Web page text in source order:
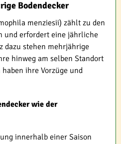
Bodendecker
menziesii) zählt zu den
und erfordert eine jährliche
dazu stehen mehrjährige
hinweg am selben Standort
ihre Vorzüge und
wie der
innerhalb einer Saison